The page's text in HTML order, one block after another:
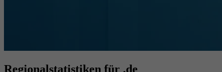
Regionalstatistiken für .de